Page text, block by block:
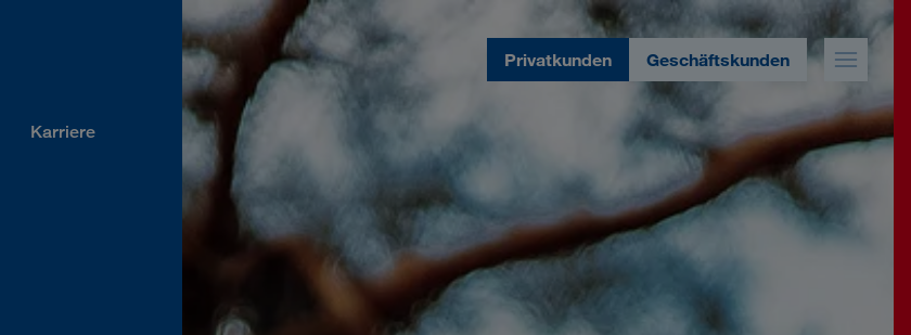
Privatkunden Geschäftskunden
Karriere